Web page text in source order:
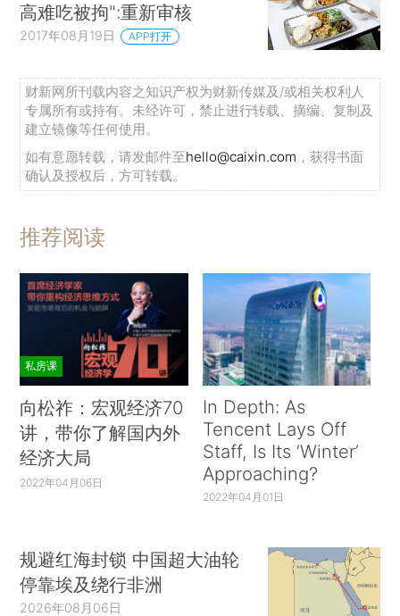
高难吃被拘":重新审核
2017年08月19日 APP打开
财新网所刊载内容之知识产权为财新传媒及/或相关权利人
专属所有或持有。未经许可，禁止进行转载、摘编、复制及
建立镜像等任何使用。
如有意愿转载，请发邮件至hello@caixin.com ，获得书面
确认及授权后，方可转载。
推荐阅读
私房课
向松祚：宏观经济70
讲，带你了解国内外
经济大局
2022年04月06日
In Depth: As
Tencent Lays Off
Staff, Is Its ‘Winter’
Approaching?
2022年04月01日
规避红海封锁 中国超大油轮
停靠埃及绕行非洲
2026年08月06日